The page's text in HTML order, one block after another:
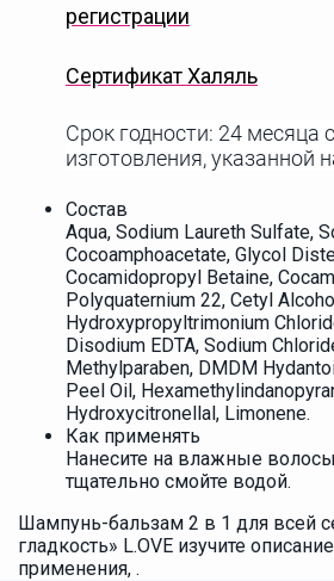
регистрации
Сертификат Халяль
Срок годности: 24 месяца
изготовления, указанной
Состав
Aqua, Sodium Laureth Sulfate,
Cocoamphoacetate, Glycol
Сocamidopropyl Betaine,
Polyquaternium 22, Cetyl
Hydroxypropyltrimonium
Disodium EDTA, Sodium
Methylparaben, DMDM
Peel Oil,
Hydroxycitronellal, Limonene.
Как применять
Нанесите на влажные
тщательно смойте водой.
Шампунь-бальзам 2 в 1 для всей
гладкость» L.OVE изучите
применения, .